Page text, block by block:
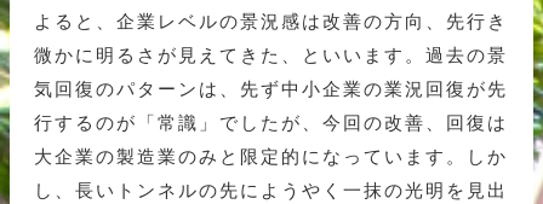
よると、企業レベルの景況感は改善の方向、先行き
微かに明るさが見えてきた、といいます。過去の景
気回復のパターンは、先ず中小企業の業況回復が先
行するのが「常識」でしたが、今回の改善、回復は
大企業の製造業のみと限定的になっています。しか
し、長いトンネルの先にようやく一抹の光明を見出